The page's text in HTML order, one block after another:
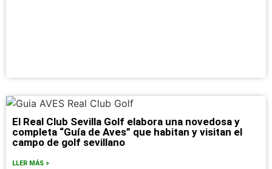
El Real Club Sevilla Golf elabora una novedosa y
completa “Guía de Aves” que habitan y visitan el
campo de golf sevillano
LLER MÁS >